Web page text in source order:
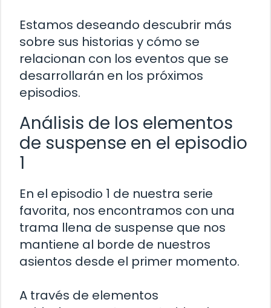
Estamos deseando descubrir más
sobre sus historias y cómo se
relacionan con los eventos que se
desarrollarán en los próximos
episodios.
Análisis de los elementos
de suspense en el episodio
1
En el episodio 1 de nuestra serie
favorita, nos encontramos con una
trama llena de suspense que nos
mantiene al borde de nuestros
asientos desde el primer momento.
A través de elementos